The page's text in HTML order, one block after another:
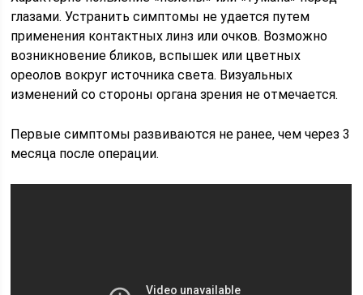
глазами. Устранить симптомы не удается путем
применения контактных линз или очков. Возможно
возникновение бликов, вспышек или цветных
ореолов вокруг источника света. Визуальных
изменений со стороны органа зрения не отмечается.
Первые симптомы развиваются не ранее, чем через 3
месяца после операции.